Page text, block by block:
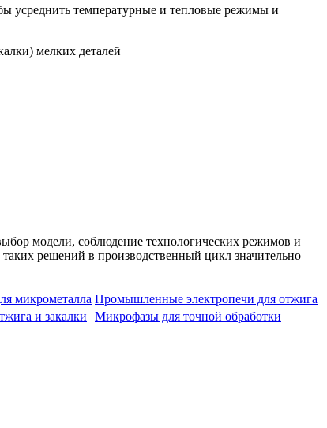
усреднить температурные и тепловые режимы и
модели, соблюдение технологических режимов и
решений в производственный цикл значительно
микрометалла Промышленные электропечи для отжига
и закалки Микрофазы для точной обработки